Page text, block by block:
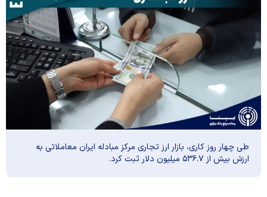
طی چهار روز کاری، بازار ارز تجاری مرکز مبادله ایران معاملاتی به
ارزش بیش از ۵۳۶.۷ میلیون دلار ثبت کرد.